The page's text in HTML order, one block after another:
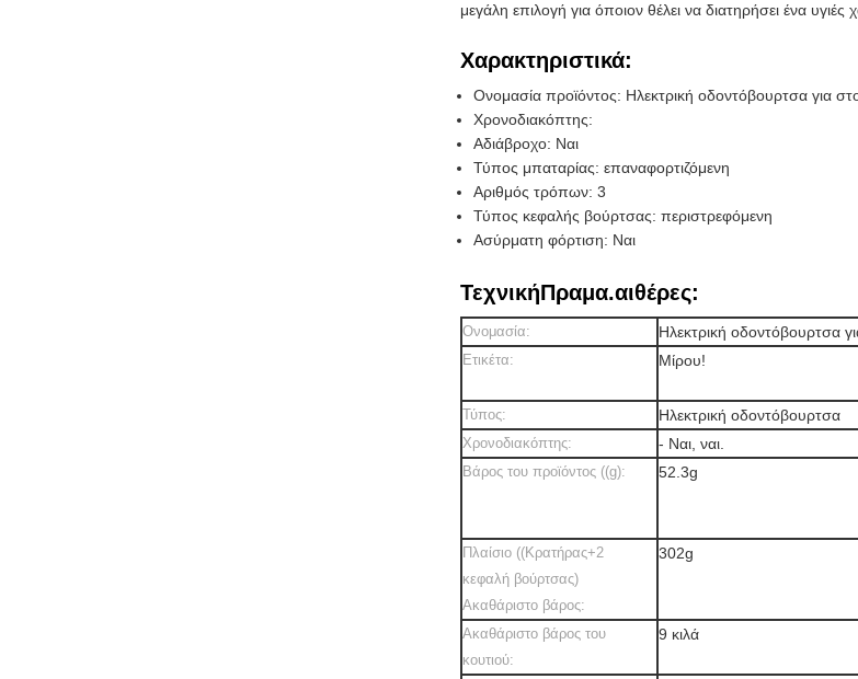
μεγάλη επιλογή για όποιον θέλει να διατηρήσει ένα υγιές
Χαρακτηριστικά:
Ονομασία προϊόντος: Ηλεκτρική οδοντόβουρτσα για
Χρονοδιακόπτης:
Αδιάβροχο: Ναι
Τύπος μπαταρίας: επαναφορτιζόμενη
Αριθμός τρόπων: 3
Τύπος κεφαλής βούρτσας: περιστρεφόμενη
Ασύρματη φόρτιση: Ναι
ΤεχνικήΠραμα.αιθέρες:
Ονομασία: Ηλεκτρική οδοντόβουρτσα
Ετικέτα: Μίρου!
Τύπος: Ηλεκτρική οδοντόβουρτσα
Χρονοδιακόπτης: - Ναι, ναι.
Βάρος του προϊόντος ((g): 52.3g
Πλαίσιο ((Κρατήρας+2
κεφαλή βούρτσας)
Ακαθάριστο βάρος:
302g
Ακαθάριστο βάρος του
κουτιού:
9 κιλά